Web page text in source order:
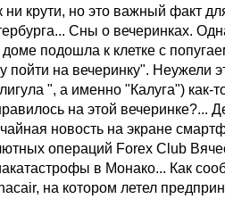
ни крути, но это важный факт
Сны о вечеринках.
доме подошла к клетке с
пойти на вечеринку". Неужели
", а именно "Калуга") как-
на этой вечеринке?...
новость на экране
операций Forex Club
в Монако... Как
на котором летел